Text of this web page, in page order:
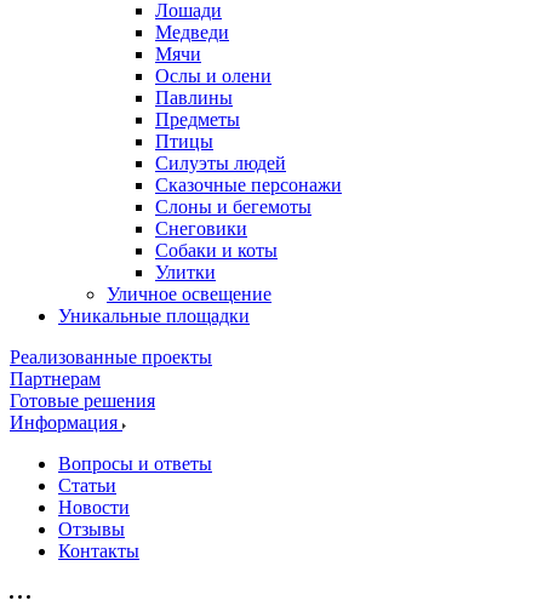
Лошади
Медведи
Мячи
Ослы и олени
Павлины
Предметы
Птицы
Силуэты людей
Сказочные персонажи
Слоны и бегемоты
Снеговики
Собаки и коты
Улитки
Уличное освещение
Уникальные площадки
Реализованные проекты
Партнерам
Готовые решения
Информация
Вопросы и ответы
Статьи
Новости
Отзывы
Контакты